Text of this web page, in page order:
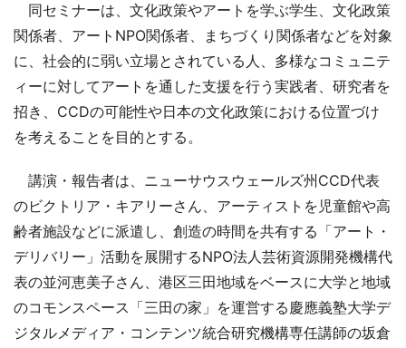
同セミナーは、文化政策やアートを学ぶ学生、文化政策
関係者、アートNPO関係者、まちづくり関係者などを対象
に、社会的に弱い立場とされている人、多様なコミュニテ
ィーに対してアートを通した支援を行う実践者、研究者を
招き、CCDの可能性や日本の文化政策における位置づけ
を考えることを目的とする。
講演・報告者は、ニューサウスウェールズ州CCD代表
のビクトリア・キアリーさん、アーティストを児童館や高
齢者施設などに派遣し、創造の時間を共有する「アート・
デリバリー」活動を展開するNPO法人芸術資源開発機構代
表の並河恵美子さん、港区三田地域をベースに大学と地域
のコモンスペース「三田の家」を運営する慶應義塾大学デ
ジタルメディア・コンテンツ統合研究機構専任講師の坂倉